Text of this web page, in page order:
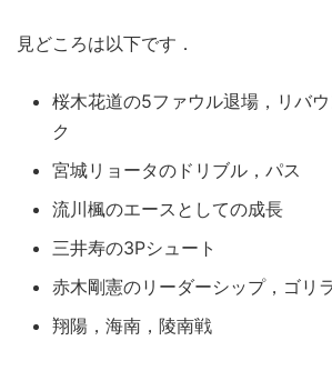
見どころは以下です．
桜木花道の5ファウル退場，リバ
ク
宮城リョータのドリブル，パス
流川楓のエースとしての成長
三井寿の3Pシュート
赤木剛憲のリーダーシップ，ゴリ
翔陽，海南，陵南戦